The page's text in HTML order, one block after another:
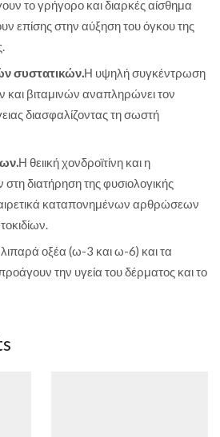
το γρήγορο και διαρκές αίσθημα
επίσης στην αύξηση του όγκου της
συστατικών.Η υψηλή συγκέντρωση
και βιταμινών αναπληρώνει τον
διασφαλίζοντας τη σωστή
Η θειική χονδροϊτίνη και η
διατήρηση της φυσιολογικής
καταπονημένων αρθρώσεων
οξέα (ω-3 και ω-6) και τα
την υγεία του δέρματος και το